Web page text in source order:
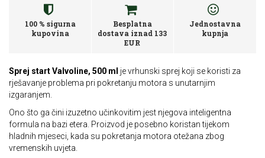
100 % sigurna
kupovina
Besplatna
dostava iznad 133
EUR
Jednostavna
kupnja
Sprej start Valvoline, 500 ml je vrhunski sprej koji se koristi za
rješavanje problema pri pokretanju motora s unutarnjim
izgaranjem.
Ono što ga čini izuzetno učinkovitim jest njegova inteligentna
formula na bazi etera. Proizvod je posebno koristan tijekom
hladnih mjeseci, kada su pokretanja motora otežana zbog
vremenskih uvjeta.